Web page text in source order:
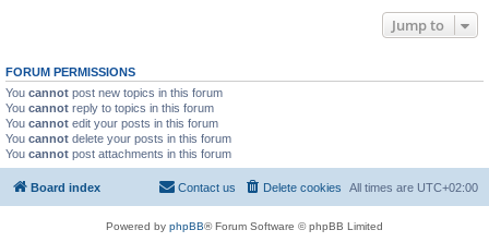
Jump to
FORUM PERMISSIONS
You cannot post new topics in this forum
You cannot reply to topics in this forum
You cannot edit your posts in this forum
You cannot delete your posts in this forum
You cannot post attachments in this forum
Board index All times are UTC+02:00
Delete cookies
Contact us
Powered by phpBB® Forum Software © phpBB Limited